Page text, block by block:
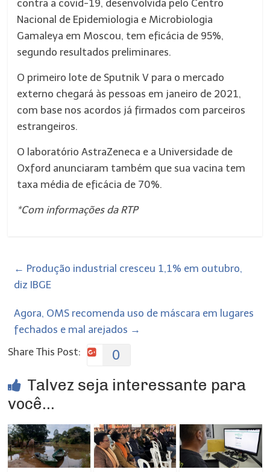
contra a covid-19, desenvolvida pelo Centro
Nacional de Epidemiologia e Microbiologia
Gamaleya em Moscou, tem eficácia de 95%,
segundo resultados preliminares.
O primeiro lote de Sputnik V para o mercado
externo chegará às pessoas em janeiro de 2021,
com base nos acordos já firmados com parceiros
estrangeiros.
O laboratório AstraZeneca e a Universidade de
Oxford anunciaram também que sua vacina tem
taxa média de eficácia de 70%.
*Com informações da RTP
← Produção industrial cresceu 1,1% em outubro,
diz IBGE
Agora, OMS recomenda uso de máscara em lugares
fechados e mal arejados →
Share This Post:
0
Talvez seja interessante para
você...